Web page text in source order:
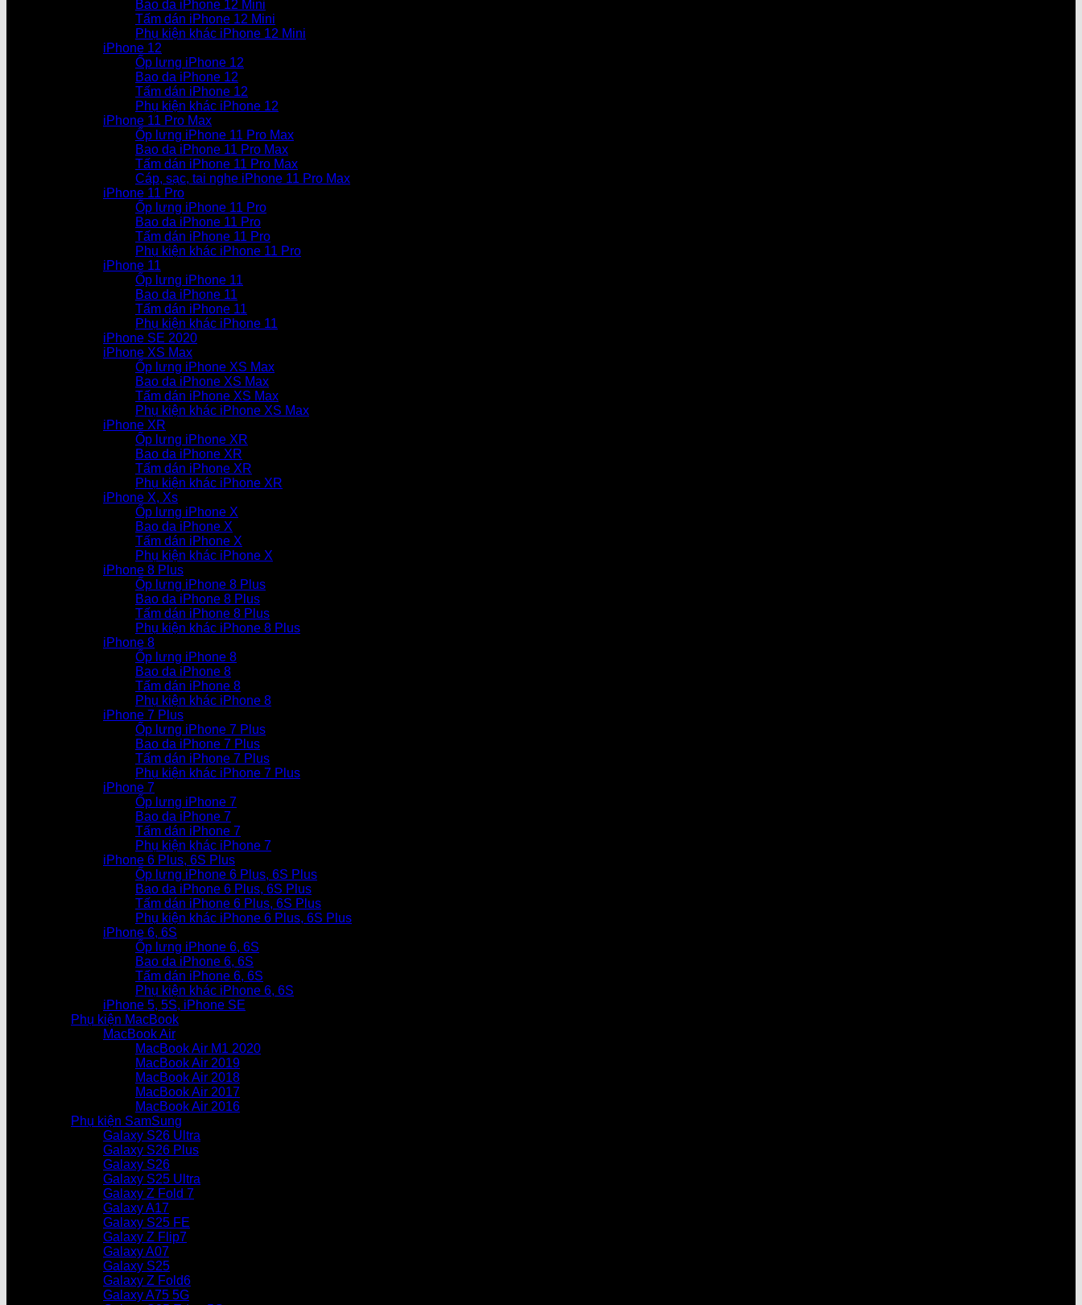
Bao da iPhone 12 Mini
Tấm dán iPhone 12 Mini
Phụ kiện khác iPhone 12 Mini
iPhone 12
Ốp lưng iPhone 12
Bao da iPhone 12
Tấm dán iPhone 12
Phụ kiện khác iPhone 12
iPhone 11 Pro Max
Ốp lưng iPhone 11 Pro Max
Bao da iPhone 11 Pro Max
Tấm dán iPhone 11 Pro Max
Cáp, sạc, tai nghe iPhone 11 Pro Max
iPhone 11 Pro
Ốp lưng iPhone 11 Pro
Bao da iPhone 11 Pro
Tấm dán iPhone 11 Pro
Phụ kiện khác iPhone 11 Pro
iPhone 11
Ốp lưng iPhone 11
Bao da iPhone 11
Tấm dán iPhone 11
Phụ kiện khác iPhone 11
iPhone SE 2020
iPhone XS Max
Ốp lưng iPhone XS Max
Bao da iPhone XS Max
Tấm dán iPhone XS Max
Phụ kiện khác iPhone XS Max
iPhone XR
Ốp lưng iPhone XR
Bao da iPhone XR
Tấm dán iPhone XR
Phụ kiện khác iPhone XR
iPhone X, Xs
Ốp lưng iPhone X
Bao da iPhone X
Tấm dán iPhone X
Phụ kiện khác iPhone X
iPhone 8 Plus
Ốp lưng iPhone 8 Plus
Bao da iPhone 8 Plus
Tấm dán iPhone 8 Plus
Phụ kiện khác iPhone 8 Plus
iPhone 8
Ốp lưng iPhone 8
Bao da iPhone 8
Tấm dán iPhone 8
Phụ kiện khác iPhone 8
iPhone 7 Plus
Ốp lưng iPhone 7 Plus
Bao da iPhone 7 Plus
Tấm dán iPhone 7 Plus
Phụ kiện khác iPhone 7 Plus
iPhone 7
Ốp lưng iPhone 7
Bao da iPhone 7
Tấm dán iPhone 7
Phụ kiện khác iPhone 7
iPhone 6 Plus, 6S Plus
Ốp lưng iPhone 6 Plus, 6S Plus
Bao da iPhone 6 Plus, 6S Plus
Tấm dán iPhone 6 Plus, 6S Plus
Phụ kiện khác iPhone 6 Plus, 6S Plus
iPhone 6, 6S
Ốp lưng iPhone 6, 6S
Bao da iPhone 6, 6S
Tấm dán iPhone 6, 6S
Phụ kiện khác iPhone 6, 6S
iPhone 5, 5S, iPhone SE
Phụ kiện MacBook
MacBook Air
MacBook Air M1 2020
MacBook Air 2019
MacBook Air 2018
MacBook Air 2017
MacBook Air 2016
Phụ kiện SamSung
Galaxy S26 Ultra
Galaxy S26 Plus
Galaxy S26
Galaxy S25 Ultra
Galaxy Z Fold 7
Galaxy A17
Galaxy S25 FE
Galaxy Z Flip7
Galaxy A07
Galaxy S25
Galaxy Z Fold6
Galaxy A75 5G